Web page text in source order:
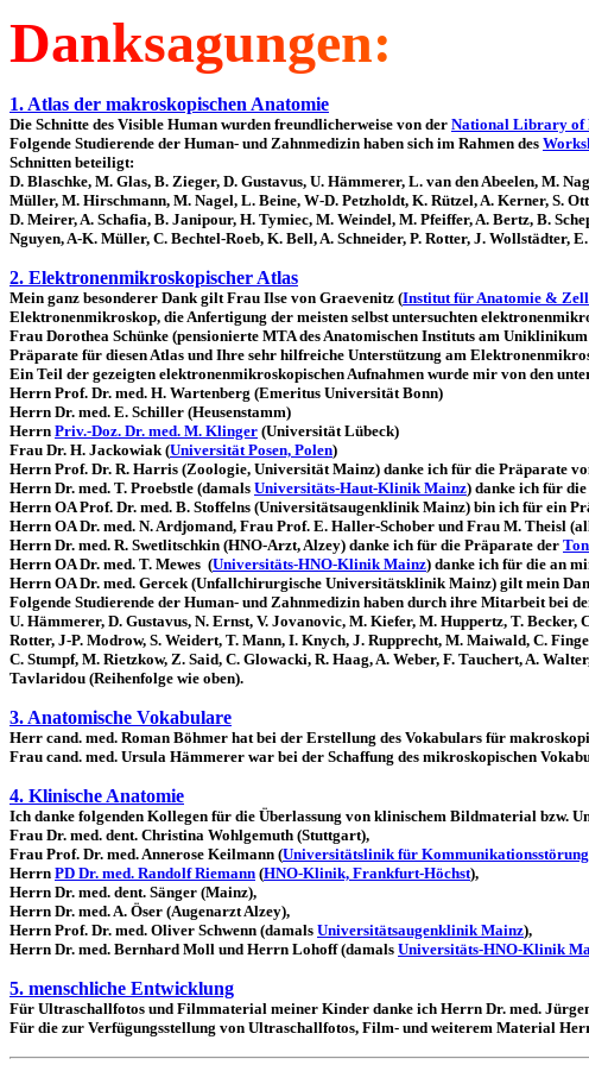
Danksagungen:
1. Atlas der makroskopischen Anatomie
Die Schnitte des Visible Human wurden freundlicherweise von der National Library of
Folgende Studierende der Human- und Zahnmedizin haben sich im Rahmen des
Schnitten beteiligt:
D. Blaschke, M. Glas, B. Zieger, D. Gustavus, U. Hämmerer, L. van den Abeelen, M.
Müller, M. Hirschmann, M. Nagel, L. Beine, W-D. Petzholdt, K. Rützel, A. Kerner, S.
D. Meirer, A. Schafia, B. Janipour, H. Tymiec, M. Weindel, M. Pfeiffer, A. Bertz, B.
Nguyen, A-K. Müller, C. Bechtel-Roeb, K. Bell, A. Schneider, P. Rotter, J. Wollstädter,
2. Elektronenmikroskopischer Atlas
Mein ganz besonderer Dank gilt Frau Ilse von Graevenitz (Institut für Anatomie &
Elektronenmikroskop, die Anfertigung der meisten selbst untersuchten
Frau Dorothea Schünke (pensionierte MTA des Anatomischen Instituts am
Präparate für diesen Atlas und Ihre sehr hilfreiche Unterstützung am
Ein Teil der gezeigten elektronenmikroskopischen Aufnahmen wurde mir von den
Herrn Prof. Dr. med. H. Wartenberg (Emeritus Universität Bonn)
Herrn Dr. med. E. Schiller (Heusenstamm)
Herrn Priv.-Doz. Dr. med. M. Klinger (Universität Lübeck)
Frau Dr. H. Jackowiak (Universität Posen, Polen)
Herrn Prof. Dr. R. Harris (Zoologie, Universität Mainz) danke ich für die Präparate
Herrn Dr. med. T. Proebstle (damals Universitäts-Haut-Klinik Mainz) danke ich für
Herrn OA Prof. Dr. med. B. Stoffelns (Universitätsaugenklinik Mainz) bin ich für ein
Herrn OA Dr. med. N. Ardjomand, Frau Prof. E. Haller-Schober und Frau M. Theisl
Herrn Dr. med. R. Swetlitschkin (HNO-Arzt, Alzey) danke ich für die Präparate der
Herrn OA Dr. med. T. Mewes (Universitäts-HNO-Klinik Mainz) danke ich für die an
Herrn OA Dr. med. Gercek (Unfallchirurgische Universitätsklinik Mainz) gilt mein
Folgende Studierende der Human- und Zahnmedizin haben durch ihre Mitarbeit bei
U. Hämmerer, D. Gustavus, N. Ernst, V. Jovanovic, M. Kiefer, M. Huppertz, T. Becker,
Rotter, J-P. Modrow, S. Weidert, T. Mann, I. Knych, J. Rupprecht, M. Maiwald, C.
C. Stumpf, M. Rietzkow, Z. Said, C. Glowacki, R. Haag, A. Weber, F. Tauchert, A.
Tavlaridou (Reihenfolge wie oben).
3. Anatomische Vokabulare
Herr cand. med. Roman Böhmer hat bei der Erstellung des Vokabulars für
Frau cand. med. Ursula Hämmerer war bei der Schaffung des mikroskopischen
4. Klinische Anatomie
Ich danke folgenden Kollegen für die Überlassung von klinischem Bildmaterial bzw.
Frau Dr. med. dent. Christina Wohlgemuth (Stuttgart),
Frau Prof. Dr. med. Annerose Keilmann (Universitätslinik für
Herrn PD Dr. med. Randolf Riemann (HNO-Klinik, Frankfurt-Höchst),
Herrn Dr. med. dent. Sänger (Mainz),
Herrn Dr. med. A. Öser (Augenarzt Alzey),
Herrn Prof. Dr. med. Oliver Schwenn (damals Universitätsaugenklinik Mainz),
Herrn Dr. med. Bernhard Moll und Herrn Lohoff (damals Universitäts-HNO-Klinik
5. menschliche Entwicklung
Für Ultraschallfotos und Filmmaterial meiner Kinder danke ich Herrn Dr. med.
Für die zur Verfügungsstellung von Ultraschallfotos, Film- und weiterem Material